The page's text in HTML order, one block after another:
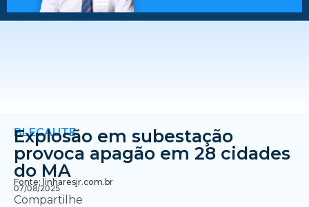
BLECAUTE
Explosão em subestação
provoca apagão em 28 cidades
do MA
Fonte: linharesjr.com.br
07/08/2025
Compartilhe